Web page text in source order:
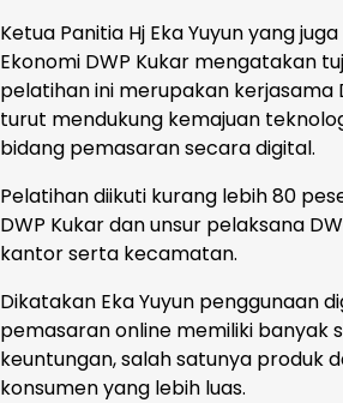
Ketua Panitia Hj Eka Yuyun yang
Ekonomi DWP Kukar mengatakan
pelatihan ini merupakan kerjasama
turut mendukung kemajuan
bidang pemasaran secara digital.
Pelatihan diikuti kurang lebih 80
DWP Kukar dan unsur pelaksana
kantor serta kecamatan.
Dikatakan Eka Yuyun penggunaan
pemasaran online memiliki banyak
keuntungan, salah satunya produk
konsumen yang lebih luas.